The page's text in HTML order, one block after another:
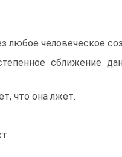
любое человеческое
сближение
что она лжет.